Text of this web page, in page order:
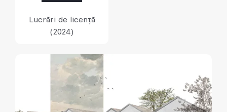
Lucrări de licență
(2024)